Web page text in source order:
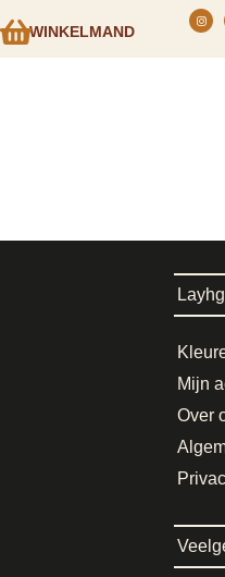
WINKELMAND
Mijn
Over